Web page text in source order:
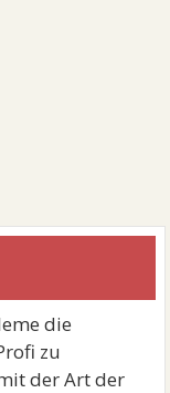
die
zu
der Art der